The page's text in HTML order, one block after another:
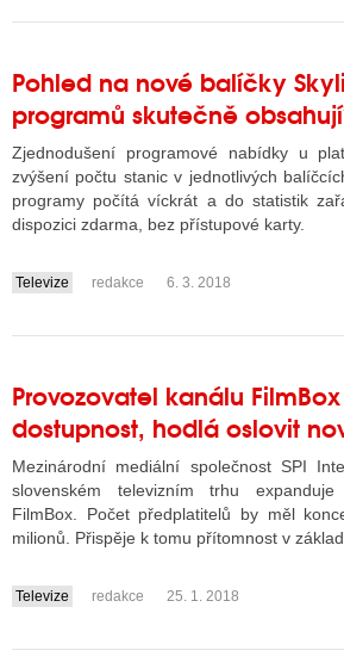
Pohled na nové balíčky
programů skutečně
Zjednodušení programové nabídky u
zvýšení počtu stanic v jednotlivých
programy počítá víckrát a do statistik
dispozici zdarma, bez přístupové karty.
....
Televize redakce 6. 3. 2018
Provozovatel kanálu
dostupnost, hodlá oslovit
Mezinárodní mediální společnost SPI
slovenském televizním trhu
FilmBox. Počet předplatitelů by měl
milionů. Přispěje k tomu přítomnost v
....
Televize redakce 25. 1. 2018